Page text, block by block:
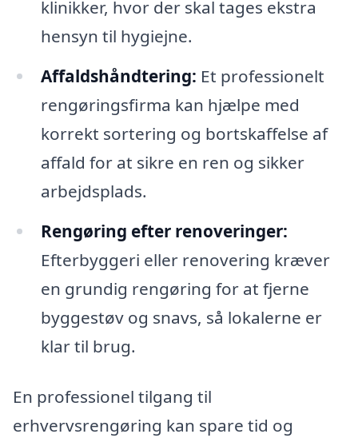
klinikker, hvor der skal tages ekstra
hensyn til hygiejne.
Affaldshåndtering: Et professionelt
rengøringsfirma kan hjælpe med
korrekt sortering og bortskaffelse af
affald for at sikre en ren og sikker
arbejdsplads.
Rengøring efter renoveringer:
Efterbyggeri eller renovering kræver
en grundig rengøring for at fjerne
byggestøv og snavs, så lokalerne er
klar til brug.
En professionel tilgang til
erhvervsrengøring kan spare tid og